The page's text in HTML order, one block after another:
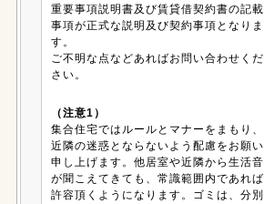
重要事項説明書及び賃貸借契約書の記載
事項が正式な説明及び契約事項となりま
す。
ご不明な点などあればお問い合わせくだ
さい。
（注意1）
集合住宅ではルールとマナーをまもり、
近隣の迷惑とならないよう配慮をお願い
申し上げます。他居室や近隣から生活音
が聞こえてきても、常識範囲内であれば
許容頂くようになります。ゴミは、分別